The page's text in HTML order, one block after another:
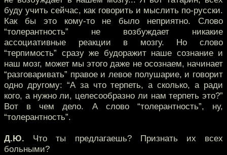
буду учить сейчас, как говорить и мыслить по-русски.
Как бы это кому-то не было неприятно. Слово
“толерантность” не возбуждает никакие
ассоциативные реакции в мозгу. Но слово
“терпимость” сразу же будоражит наше сознание и
наш мозг, может мы этого даже не осознаем, начинает
“разговаривать” правое и левое полушарие, и говорит
одно другому: “А за что терпеть, а сколько, а ради
кого, а нужно ли, целесообразно ли нам терпеть это?”
Вот в чем дело. А слово “толерантность”, ну,
“толерантность”.
Д.Ю. Что ты предлагаешь? Признать их всех
больными?